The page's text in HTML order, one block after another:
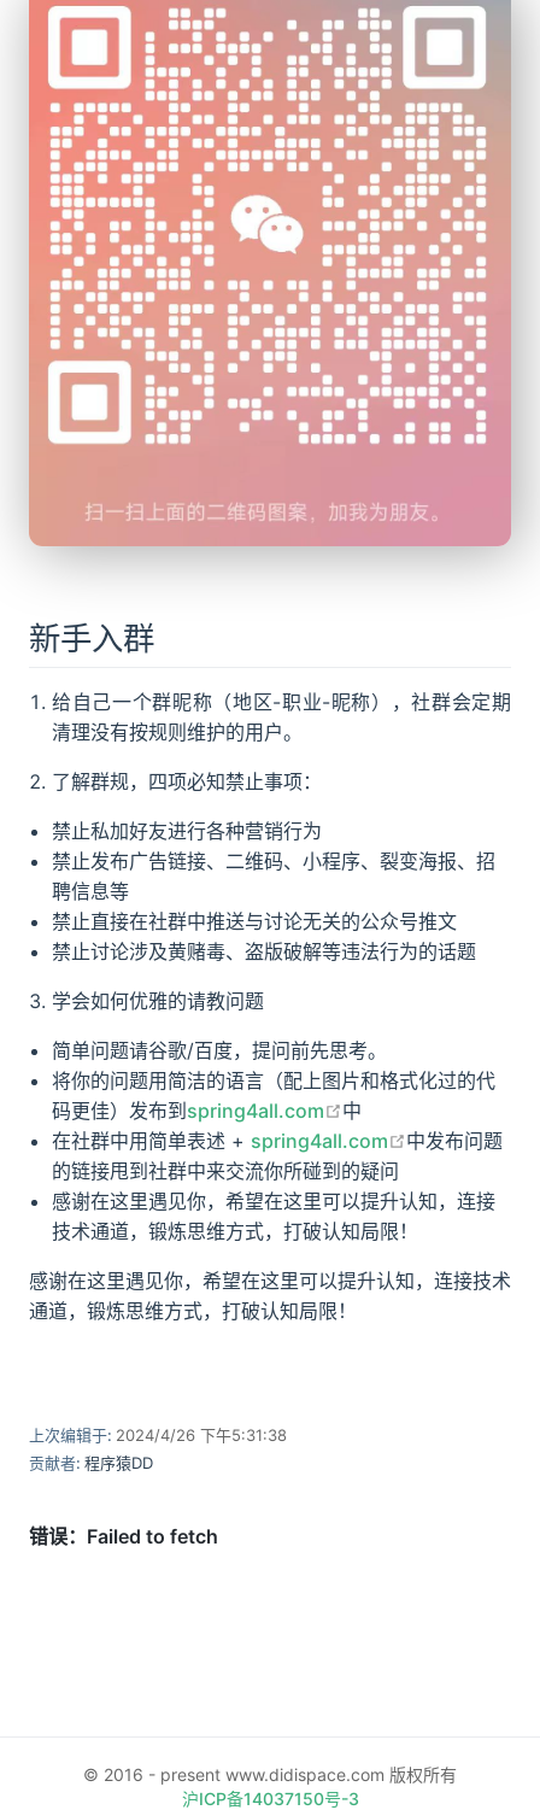
新手入群
给自己一个群昵称（地区-职业-昵称），社群会定期
清理没有按规则维护的用户。
了解群规，四项必知禁止事项：
禁止私加好友进行各种营销行为
禁止发布广告链接、二维码、小程序、裂变海报、招
聘信息等
禁止直接在社群中推送与讨论无关的公众号推文
禁止讨论涉及黄赌毒、盗版破解等违法行为的话题
学会如何优雅的请教问题
简单问题请谷歌/百度，提问前先思考。
将你的问题用简洁的语言（配上图片和格式化过的代
码更佳）发布到spring4all.com open in new window
中
在社群中用简单表述 + spring4all.com open in new
中发布问题
的链接甩到社群中来交流你所碰到的疑问
感谢在这里遇见你，希望在这里可以提升认知，连接
技术通道，锻炼思维方式，打破认知局限！
感谢在这里遇见你，希望在这里可以提升认知，连接技术
通道，锻炼思维方式，打破认知局限！
上次编辑于: 2024/4/26 下午5:31:38
贡献者: 程序猿DD
© 2016 - present www.didispace.com 版权所有
沪ICP备14037150号-3